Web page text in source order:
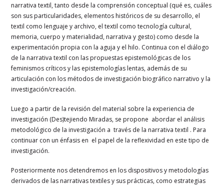
narrativa textil, tanto desde la comprensión conceptual (qué es, cuáles
son sus particularidades, elementos históricos de su desarrollo, el
textil como lenguaje y archivo, el textil como tecnología cultural,
memoria, cuerpo y materialidad, narrativa y gesto) como desde la
experimentación propia con la aguja y el hilo. Continua con el diálogo
de la narrativa textil con las propuestas epistemológicas de los
feminismos críticos y las epistemologías lentas, además de su
articulación con los métodos de investigación biográfico narrativo y la
investigación/creación.
Luego a partir de la revisión del material sobre la experiencia de
investigación (Des)tejiendo Miradas, se propone abordar el análisis
metodológico de la investigación a través de la narrativa textil . Para
continuar con un énfasis en el papel de la reflexividad en este tipo de
investigación.
Posteriormente nos detendremos en los dispositivos y metodologías
derivados de las narrativas textiles y sus prácticas, como estrategias